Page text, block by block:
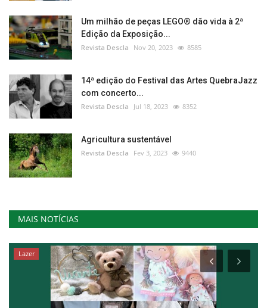
Um milhão de peças LEGO® dão vida à 2ª
Edição da Exposição...
Revista Descla Nov 20, 2023 8585
14ª edição do Festival das Artes QuebraJazz
com concerto...
Revista Descla Jul 18, 2023 8352
Agricultura sustentável
Revista Descla Fev 3, 2023 9440
MAIS NOTÍCIAS
Lazer